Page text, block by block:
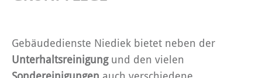
Gebäudedienste Niediek bietet neben der
Unterhaltsreinigungund den vielen